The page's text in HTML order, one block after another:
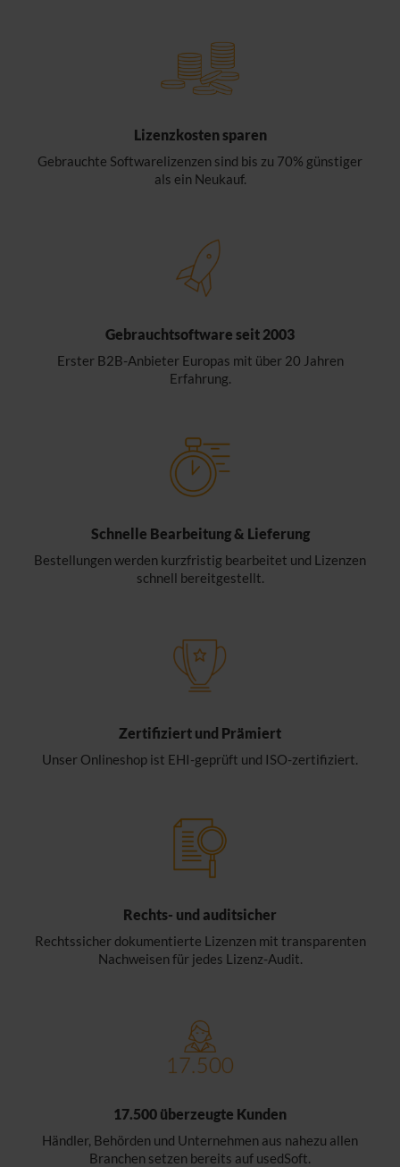
Lizenzkosten sparen
Gebrauchte Softwarelizenzen sind bis zu 70% günstiger
als ein Neukauf.
Gebrauchtsoftware seit 2003
Erster B2B-Anbieter Europas mit über 20 Jahren
Erfahrung.
Schnelle Bearbeitung & Lieferung
Bestellungen werden kurzfristig bearbeitet und Lizenzen
schnell bereitgestellt.
Zertifiziert und Prämiert
Unser Onlineshop ist EHI-geprüft und ISO-zertifiziert.
Rechts- und auditsicher
Rechtssicher dokumentierte Lizenzen mit transparenten
Nachweisen für jedes Lizenz-Audit.
17.500 überzeugte Kunden
Händler, Behörden und Unternehmen aus nahezu allen
Branchen setzen bereits auf usedSoft.